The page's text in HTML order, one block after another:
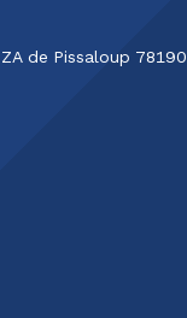
de Pissaloup​ 78190